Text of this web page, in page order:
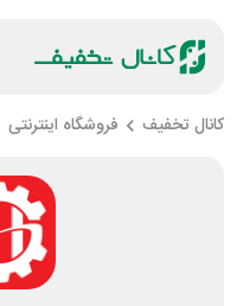
کانال تخفیف فروشگاه اینترنتی